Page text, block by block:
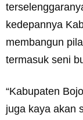
kedepannya
membangun
termasuk seni
“Kabupaten
juga kaya akan